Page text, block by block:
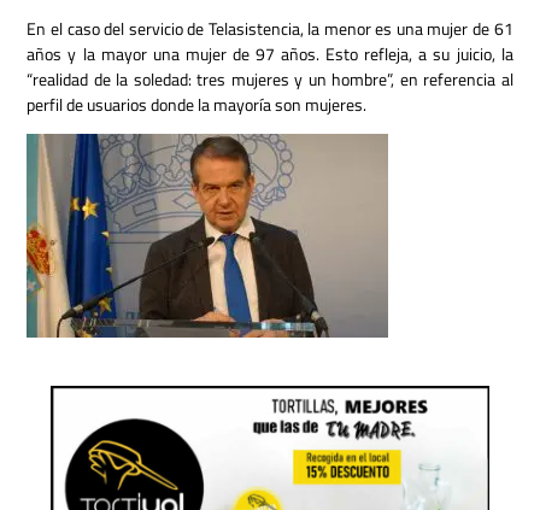
En el caso del servicio de Telasistencia, la menor es una mujer de 61
años y la mayor una mujer de 97 años. Esto refleja, a su juicio, la
“realidad de la soledad: tres mujeres y un hombre”, en referencia al
perfil de usuarios donde la mayoría son mujeres.